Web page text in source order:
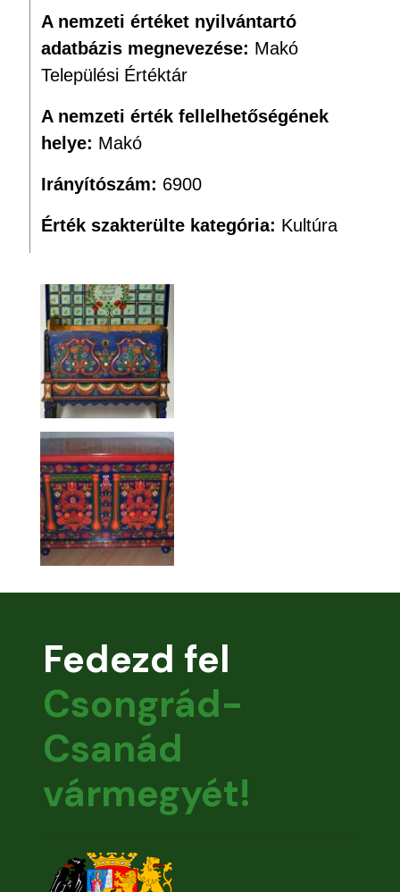
A nemzeti értéket nyilvántartó
adatbázis megnevezése: Makó
Települési Értéktár
A nemzeti érték fellelhetőségének
helye: Makó
Irányítószám: 6900
Érték szakterülte kategória: Kultúra
Fedezd fel
Csongrád-
Csanád
vármegyét!